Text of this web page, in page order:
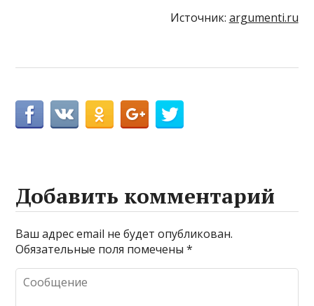
Источник: argumenti.ru
Добавить комментарий
Ваш адрес email не будет опубликован.
Обязательные поля помечены*